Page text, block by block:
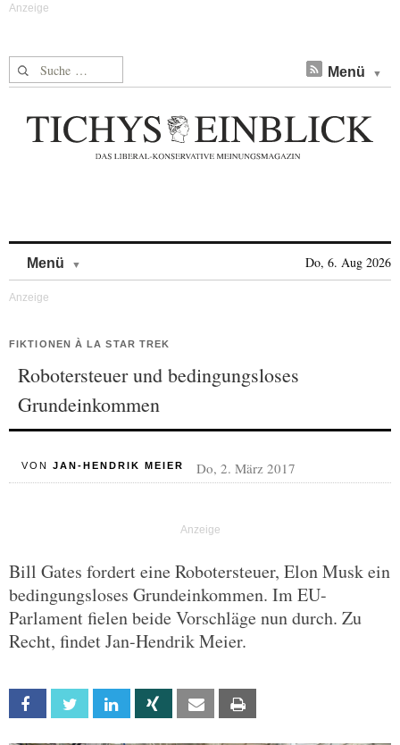
Suche nach: Menü
Menü Do, 6. Aug 2026
FIKTIONEN À LA STAR TREK
Robotersteuer und bedingungsloses
Grundeinkommen
VON JAN-HENDRIK MEIER Do, 2. März 2017
Bill Gates fordert eine Robotersteuer, Elon Musk ein
bedingungsloses Grundeinkommen. Im EU-
Parlament fielen beide Vorschläge nun durch. Zu
Recht, findet Jan-Hendrik Meier.
Facebook Twitter Linkedin Xing Email